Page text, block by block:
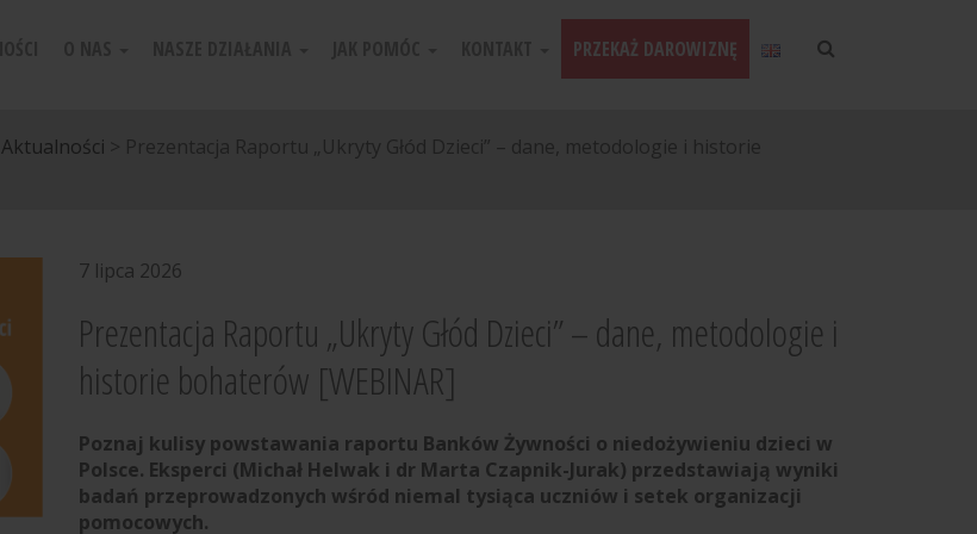
PRZEKAŻ DAROWIZNĘ
Aktualności > Prezentacja Raportu „Ukryty Głód Dzieci” – dane, metodologie i historie
7 lipca 2026
Prezentacja Raportu „Ukryty Głód Dzieci” – dane, metodologie i
historie bohaterów [WEBINAR]
Poznaj kulisy powstawania raportu Banków Żywności o niedożywieniu dzieci w
Polsce. Eksperci (Michał Helwak i dr Marta Czapnik-Jurak) przedstawiają wyniki
badań przeprowadzonych wśród niemal tysiąca uczniów i setek organizacji
pomocowych.